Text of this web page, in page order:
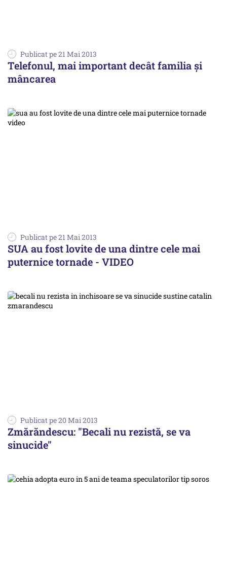
Publicat pe 21 Mai 2013
Telefonul, mai important decât familia și
mâncarea
Publicat pe 21 Mai 2013
SUA au fost lovite de una dintre cele mai
puternice tornade - VIDEO
Publicat pe 20 Mai 2013
Zmărăndescu: "Becali nu rezistă, se va
sinucide"